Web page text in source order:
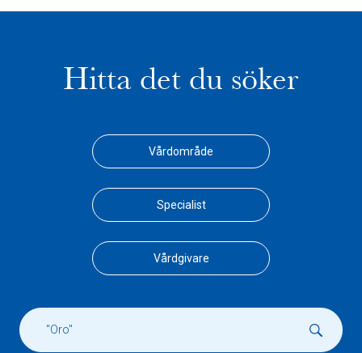
Hitta det du söker
Vårdområde
Specialist
Vårdgivare